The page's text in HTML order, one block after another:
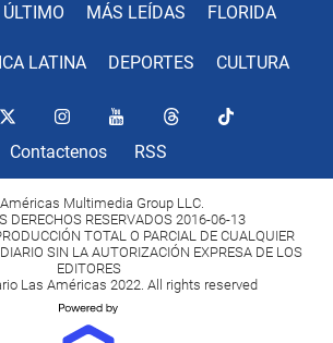
ÚLTIMO MÁS LEÍDAS FLORIDA
LATINA DEPORTES CULTURA
Contactenos RSS
Multimedia Group LLC.
DERECHOS RESERVADOS 2016-06-13
TOTAL O PARCIAL DE CUALQUIER
SIN LA AUTORIZACIÓN EXPRESA DE LOS
EDITORES
Las Américas 2022. All rights reserved